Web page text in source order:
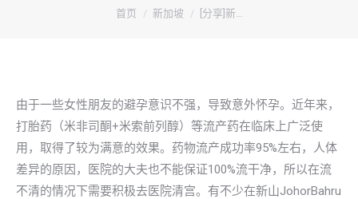
你在这里：
首页 新加坡 [分享]新…
由于一些女性朋友的避孕意识不强，导致意外怀孕。近年来，
打胎药（米非司酮+米索前列醇）等流产药在临床上广泛使
用，取得了较为满意的效果。药物流产成功率95%左右，人体
差异的原因，医院的大夫也不能保证100%流干净，所以在流
不清的情况下需要积极去医院清宫。有不少在新山JohorBahru